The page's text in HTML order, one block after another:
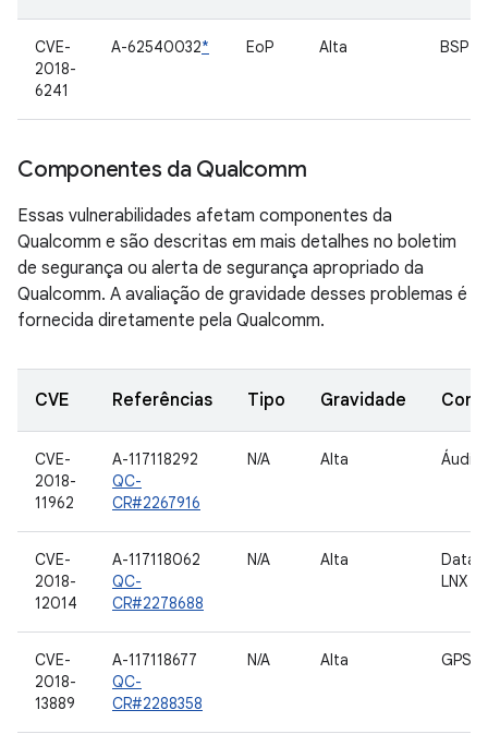
CVE-
2018-
6241
A-62540032* EoP Alta BSP
Componentes da Qualcomm
Essas vulnerabilidades afetam componentes da
Qualcomm e são descritas em mais detalhes no boletim
de segurança ou alerta de segurança apropriado da
Qualcomm. A avaliação de gravidade desses problemas é
fornecida diretamente pela Qualcomm.
CVE Referências Tipo Gravidade
CVE-
2018-
11962
A-117118292
QC-
CR#2267916
N/A Alta Áudio
CVE-
2018-
12014
A-117118062
QC-
CR#2278688
N/A Alta
Data
LNX
CVE-
2018-
13889
A-117118677
QC-
CR#2288358
N/A Alta GPS